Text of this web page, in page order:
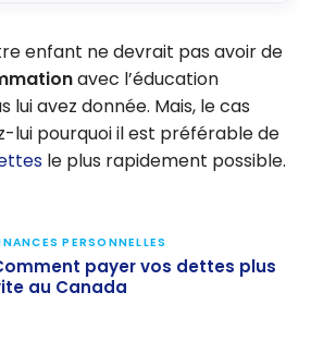
enfant ne devrait pas avoir de
avec l’éducation
lui avez donnée. Mais, le cas
lui pourquoi il est préférable de
le plus rapidement possible.
PERSONNELLES
payer vos dettes plus
au Canada